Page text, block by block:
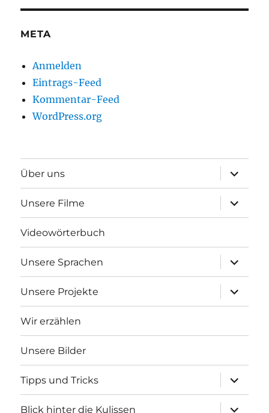
META
Anmelden
Eintrags-Feed
Kommentar-Feed
WordPress.org
Über uns
anzeigen
Unsere Filme
anzeigen
Videowörterbuch
Unsere Sprachen
anzeigen
Unsere Projekte
anzeigen
Wir erzählen
Unsere Bilder
Tipps und Tricks
anzeigen
Blick hinter die Kulissen